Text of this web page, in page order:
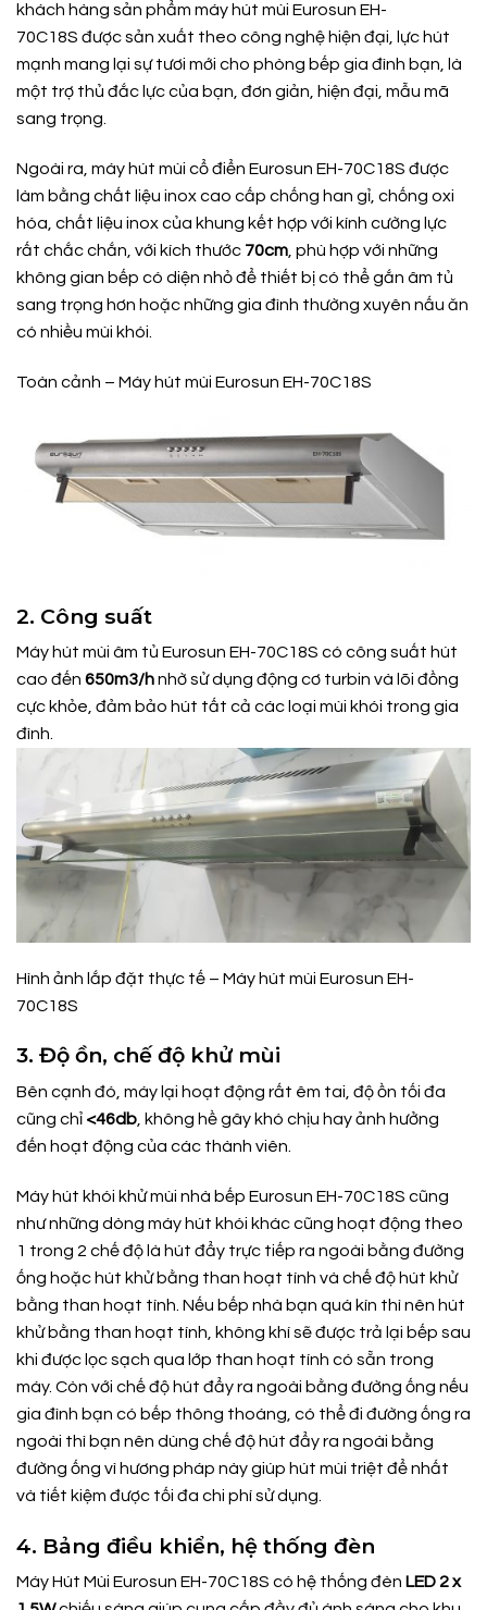
khách hàng sản phẩm máy hút mùi Eurosun EH-
70C18S được sản xuất theo công nghệ hiện đại, lực hút
mạnh mang lại sự tươi mới cho phòng bếp gia đình bạn, là
một trợ thủ đắc lực của bạn, đơn giản, hiện đại, mẫu mã
sang trọng.
Ngoài ra, máy hút mùi cổ điển Eurosun EH-70C18S được
làm bằng chất liệu inox cao cấp chống han gỉ, chống oxi
hóa, chất liệu inox của khung kết hợp với kính cường lực
rất chắc chắn, với kích thước 70cm, phù hợp với những
không gian bếp có diện nhỏ để thiết bị có thể gắn âm tủ
sang trọng hơn hoặc những gia đình thường xuyên nấu ăn
có nhiều mùi khói.
Toàn cảnh – Máy hút mùi Eurosun EH-70C18S
2. Công suất
Máy hút mùi âm tủ Eurosun EH-70C18S có công suất hút
cao đến 650m3/hnhờ sử dụng động cơ turbin và lõi đồng
cực khỏe, đảm bảo hút tất cả các loại mùi khói trong gia
đình.
Hình ảnh lắp đặt thực tế – Máy hút mùi Eurosun EH-
70C18S
3. Độ ồn, chế độ khử mùi
Bên cạnh đó, máy lại hoạt động rất êm tai, độ ồn tối đa
cũng chỉ <46db , không hề gây khó chịu hay ảnh hưởng
đến hoạt động của các thành viên.
Máy hút khói khử mùi nhà bếp Eurosun EH-70C18S cũng
như những dòng máy hút khói khác cũng hoạt động theo
1 trong 2 chế độ là hút đẩy trực tiếp ra ngoài bằng đường
ống hoặc hút khử bằng than hoạt tính và chế độ hút khử
bằng than hoạt tính. Nếu bếp nhà bạn quá kín thì nên hút
khử bằng than hoạt tính, không khí sẽ được trả lại bếp sau
khi được lọc sạch qua lớp than hoạt tính có sẵn trong
máy. Còn với chế độ hút đẩy ra ngoài bằng đường ống nếu
gia đình bạn có bếp thông thoáng, có thể đi đường ống ra
ngoài thì bạn nên dùng chế độ hút đẩy ra ngoài bằng
đường ống vì hương pháp này giúp hút mùi triệt để nhất
và tiết kiệm được tối đa chi phí sử dụng.
4. Bảng điều khiển, hệ thống đèn
Máy Hút Mùi Eurosun EH-70C18S có hệ thống đèn LED 2 x